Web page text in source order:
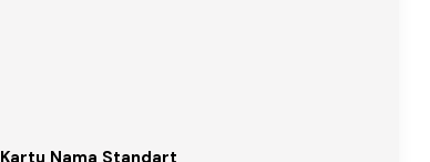
Kartu Nama Standart